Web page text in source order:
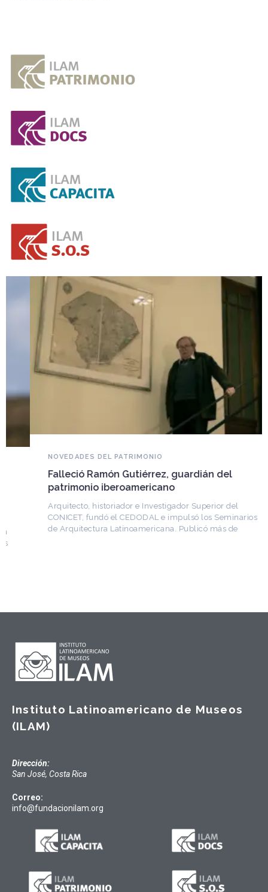
NOVEDADES DEL PATRIMONIO
Falleció Ramón Gutiérrez, guardián del
patrimonio iberoamericano
Arquitecto, historiador e Investigador Superior del
CONICET, fundó el CEDODAL e impulsó los Seminarios
de Arquitectura Latinoamericana. Publicó más de
Instituto Latinoamericano de Museos
(ILAM)
Dirección:
San José, Costa Rica
Correo:
info@fundacionilam.org